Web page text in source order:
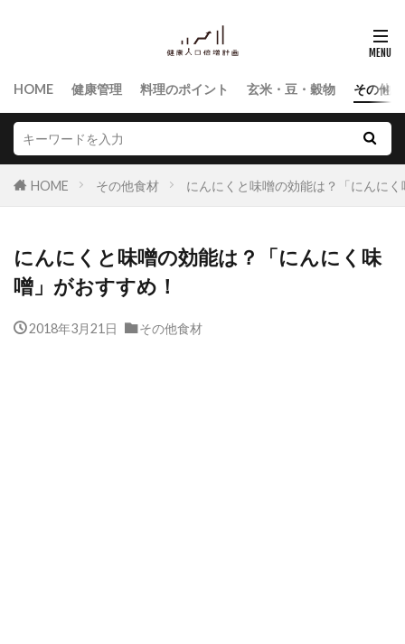
HOME 健康管理 料理のポイント 玄米・豆・穀物 その他
HOME その他食材 にんにくと味噌の効能は？「にんに
にんにくと味噌の効能は？「にんにく味
噌」がおすすめ！
2018年3月21日 その他食材